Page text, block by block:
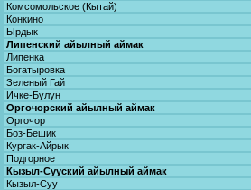
Комсомольское (Кытай)
Конкино
Ырдык
Липенский айылный аймак
Липенка
Богатыровка
Зеленый Гай
Ичке-Булун
Оргочорский айылный аймак
Оргочор
Боз-Бешик
Кургак-Айрык
Подгорное
Кызыл-Сууский айылный аймак
Кызыл-Суу